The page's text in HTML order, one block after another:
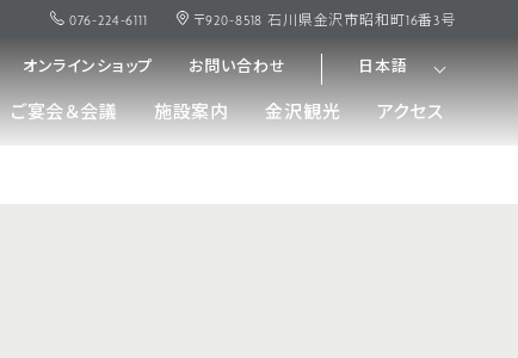
076-224-6111 〒920-8518 石川県金沢市昭和町16番3号
オンラインショップ お問い合わせ 日本語
ご宴会＆会議 施設案内 金沢観光 アクセス